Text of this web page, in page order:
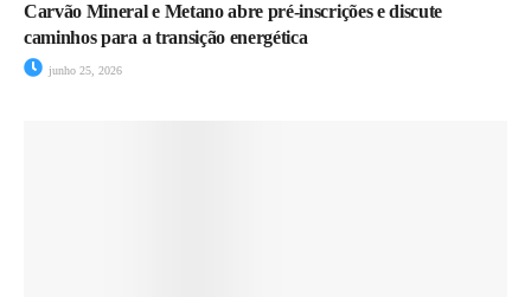
Carvão Mineral e Metano abre pré-inscrições e discute
caminhos para a transição energética
junho 25, 2026